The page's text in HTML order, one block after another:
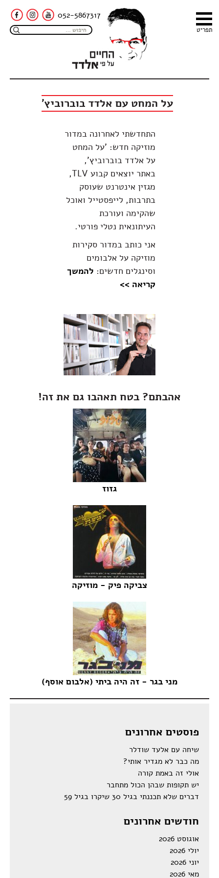
052-5867317
על המחט עם אלדד בוברוביץ'
התחדשתי לאחרונה במדור
מוזיקה חדש: 'על המחט
על אלדד בוברוביץ',
באתר יוצאים קבוע TLV,
מגזין אינטרנט שעוסק
בתרבות, לייפסטייל ואוכל
שהקימה ועורכת
העיתונאית נטלי פורטי.
אני כותב במדור סקירות
מוזיקה על אלבומים
וסינגלים חדשים: להמשך
קריאה >>
אהבתם? בטח תאהבו גם את זה!
גזוז
צביקה פיק - מוזיקה
מני בגר - זה היה ביתי (אלבום אוסף)
פוסטים אחרונים
שיחה עם אלעד שודלר
מה כבר לא מגדיר אותי?
אולי זה באמת קורה
יש תקופות שבהן הכול מתחבר
דברים שלא תכננתי בגיל 30 שיקרו בגיל 59
חודשים אחרונים
אוגוסט 2026
יולי 2026
יוני 2026
מאי 2026
תפריט